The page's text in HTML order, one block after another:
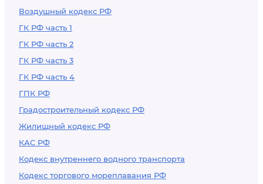
Воздушный кодекс РФ
ГК РФ часть 1
ГК РФ часть 2
ГК РФ часть 3
ГК РФ часть 4
ГПК РФ
Градостроительный кодекс РФ
Жилищный кодекс РФ
КАС РФ
Кодекс внутреннего водного транспорта
Кодекс торгового мореплавания РФ